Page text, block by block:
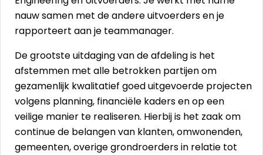
nauw samen met de andere uitvoerders en je
rapporteert aan je teammanager.
De grootste uitdaging van de afdeling is het
afstemmen met alle betrokken partijen om
gezamenlijk kwalitatief goed uitgevoerde projecten
volgens planning, financiële kaders en op een
veilige manier te realiseren. Hierbij is het zaak om
continue de belangen van klanten, omwonenden,
gemeenten, overige grondroerders in relatie tot